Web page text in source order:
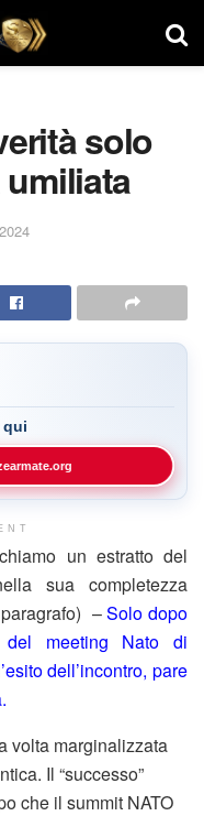
solo
qui
un estratto del
sua completezza
paragrafo) –Solo dopo
del meeting Nato di
dell’incontro, pare
volta marginalizzata
Il “successo”
che il summit NATO